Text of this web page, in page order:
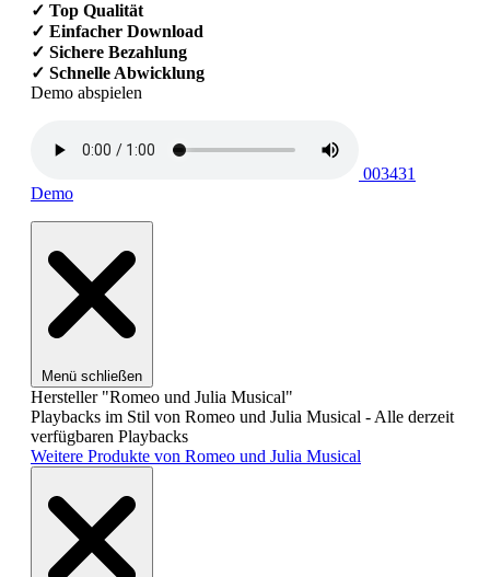
✓ Top Qualität
✓ Einfacher Download
✓ Sichere Bezahlung
✓ Schnelle Abwicklung
Demo abspielen
003431
Demo
Menü schließen
Hersteller "Romeo und Julia Musical"
Playbacks im Stil von Romeo und Julia Musical - Alle derzeit
verfügbaren Playbacks
Weitere Produkte von Romeo und Julia Musical